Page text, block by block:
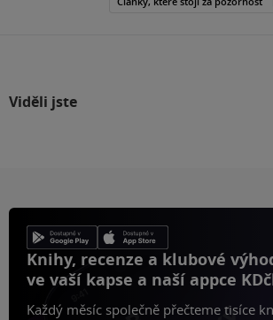
Viděli jste
Knihy, recenze a klubové
ve vaší kapse a naší appce
Každý měsíc společně přečteme tisíce